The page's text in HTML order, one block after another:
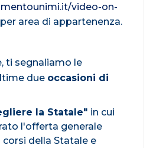
video-on-
area di appartenenza.
ti segnaliamo le
due occasioni di
la Statale" in cui
l'offerta generale
della Statale e